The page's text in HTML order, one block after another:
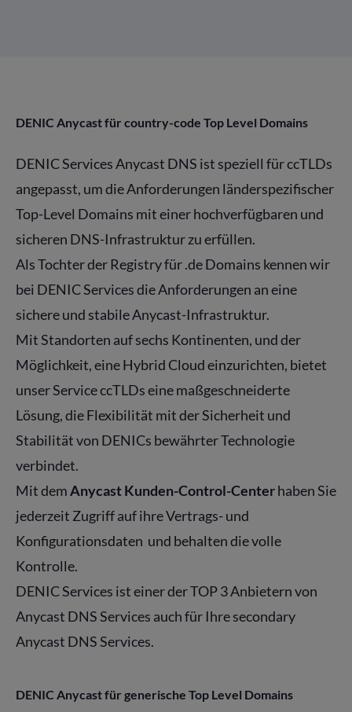
DENIC Anycast für country-code Top Level Domains
DENIC Services Anycast DNS ist speziell für ccTLDs
angepasst, um die Anforderungen länderspezifischer
Top-Level Domains mit einer hochverfügbaren und
sicheren DNS-Infrastruktur zu erfüllen.
Als Tochter der Registry für .de Domains kennen wir
bei DENIC Services die Anforderungen an eine
sichere und stabile Anycast-Infrastruktur.
Mit Standorten auf sechs Kontinenten, und der
Möglichkeit, eine Hybrid Cloud einzurichten, bietet
unser Service ccTLDs eine maßgeschneiderte
Lösung, die Flexibilität mit der Sicherheit und
Stabilität von DENICs bewährter Technologie
verbindet.
Mit demAnycast Kunden-Control-Centerhaben Sie
jederzeit Zugriff auf ihre Vertrags- und
Konfigurationsdaten und behalten die volle
Kontrolle.
DENIC Services ist einer der TOP 3 Anbietern von
Anycast DNS Services auch für Ihre secondary
Anycast DNS Services.
DENIC Anycast für generische Top Level Domains